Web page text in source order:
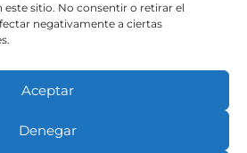
este sitio. No consentir o retirar el
negativamente a ciertas
Aceptar
Denegar
General de Turismo. Todos los